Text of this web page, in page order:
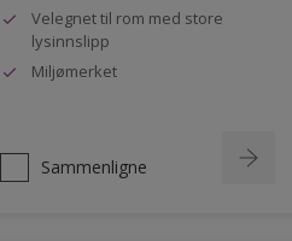
Velegnet til rom med store
lysinnslipp
Miljømerket
Sammenligne